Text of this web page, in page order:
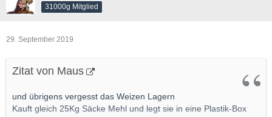
31000g Mitglied
29. September 2019
Zitat von Maus
und übrigens vergesst das Weizen Lagern
Kauft gleich 25Kg Säcke Mehl und legt sie in eine Plastik-Box